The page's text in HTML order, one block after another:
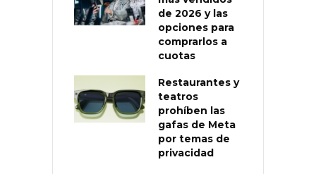
de 2026 y las
opciones para
comprarlos a
cuotas
Restaurantes y
teatros
prohíben las
gafas de Meta
por temas de
privacidad